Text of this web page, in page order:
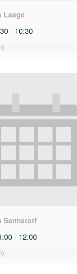
Laage
- 10:30
Sarmstorf
- 12:00